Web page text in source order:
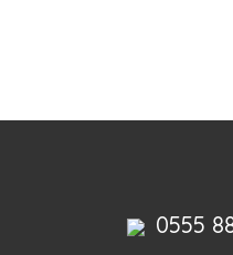
0555